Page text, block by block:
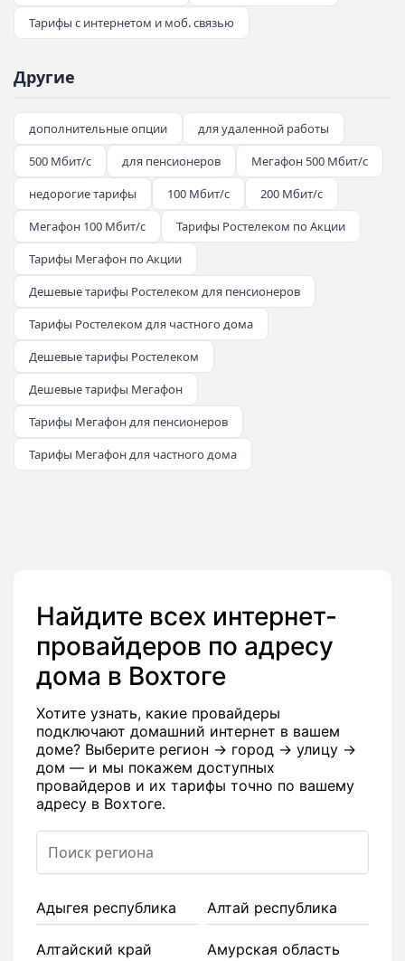
Тарифы с интернетом и моб. связью
Другие
дополнительные опции
для удаленной работы
500 Мбит/с
для пенсионеров
Мегафон 500 Мбит/с
недорогие тарифы
100 Мбит/с
200 Мбит/с
Мегафон 100 Мбит/с
Тарифы Ростелеком по Акции
Тарифы Мегафон по Акции
Дешевые тарифы Ростелеком для пенсионеров
Тарифы Ростелеком для частного дома
Дешевые тарифы Ростелеком
Дешевые тарифы Мегафон
Тарифы Мегафон для пенсионеров
Тарифы Мегафон для частного дома
Найдите всех интернет-
провайдеров по адресу
дома в Вохтоге
Хотите узнать, какие провайдеры
подключают домашний интернет в вашем
доме? Выберите регион → город → улицу →
дом — и мы покажем доступных
провайдеров и их тарифы точно по вашему
адресу в Вохтоге.
Адыгея республика Алтай республика
Алтайский край Амурская область